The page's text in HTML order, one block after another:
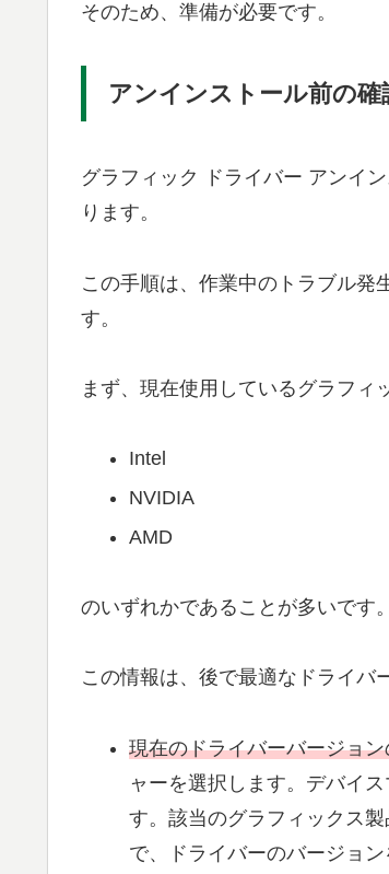
そのため、準備が必要です。
アンインストール前の確
グラフィック ドライバー アンイ
ります。
この手順は、作業中のトラブル発
す。
まず、現在使用しているグラフィ
Intel
NVIDIA
AMD
のいずれかであることが多いです。
この情報は、後で最適なドライバ
現在のドライバーバージョ
ャーを選択します。デバイ
す。該当のグラフィックス
で、ドライバーのバージョ